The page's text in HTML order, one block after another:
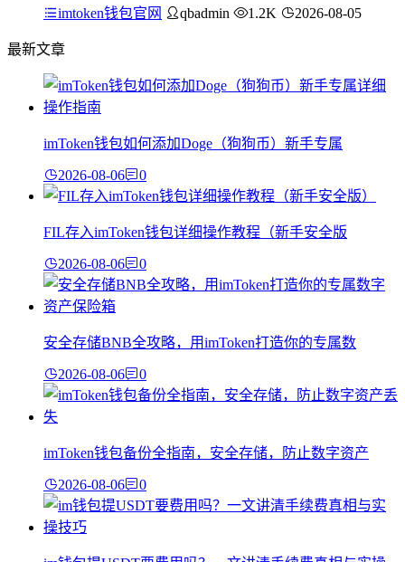
imtoken钱包官网 qbadmin 1.2K 2026-08-05
最新文章
imToken钱包如何添加Doge（狗狗币）新手专属
2026-08-06 0
FIL存入imToken钱包详细操作教程（新手安全版
2026-08-06 0
安全存储BNB全攻略，用imToken打造你的专属数
2026-08-06 0
imToken钱包备份全指南，安全存储，防止数字资产
2026-08-06 0